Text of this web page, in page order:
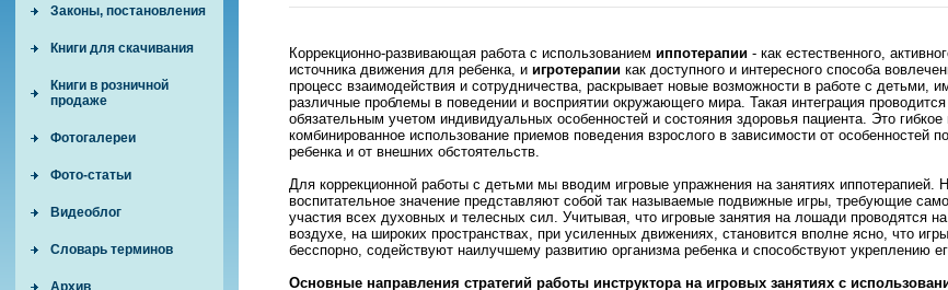
Законы, постановления
Книги для скачивания
Книги в розничной
продаже
Фотогалереи
Фото-статьи
Видеоблог
Словарь терминов
Архив
Коррекционно-развивающая работа с использованием иппотерапии - как естественного,
источника движения для ребенка, и игротерапии как доступного и интересного способа
процесс взаимодействия и сотрудничества, раскрывает новые возможности в работе с детьми,
различные проблемы в поведении и восприятии окружающего мира. Такая интеграция проводится
обязательным учетом индивидуальных особенностей и состояния здоровья пациента. Это гибкое
комбинированное использование приемов поведения взрослого в зависимости от особенностей
ребенка и от внешних обстоятельств.
Для коррекционной работы с детьми мы вводим игровые упражнения на занятиях иппотерапией.
воспитательное значение представляют собой так называемые подвижные игры, требующие
участия всех духовных и телесных сил. Учитывая, что игровые занятия на лошади проводятся
воздухе, на широких пространствах, при усиленных движениях, становится вполне ясно, что
бесспорно, содействуют наилучшему развитию организма ребенка и способствуют укреплению
Основные направления стратегий работы инструктора на игровых занятиях с